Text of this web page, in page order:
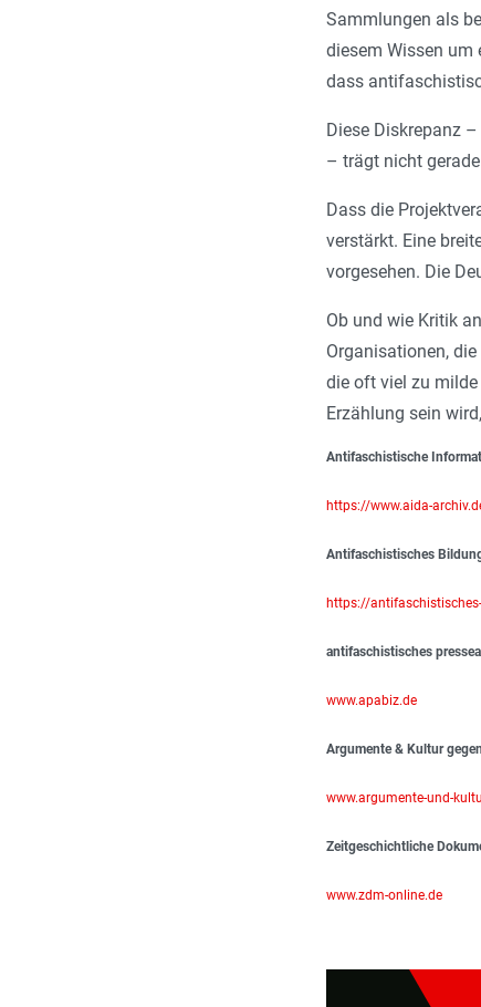
Sammlungen als
diesem Wissen um
dass
Diese Diskrepanz
– trägt nicht
Dass die
verstärkt. Eine
vorgesehen. Die
Ob und wie Kritik
Organisationen,
die oft viel zu milde
Erzählung sein
Antifaschistische
https://www.aida-
Antifaschistisches
https://
antifaschistisches
www.apabiz.de
Argumente & Kultur
www.argumente-und-
Zeitgeschichtliche
www.zdm-online.de